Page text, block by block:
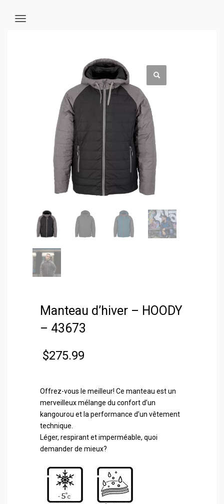
Manteau d’hiver – HOODY
– 43673
$275.99
Offrez-vous le meilleur! Ce manteau est un
merveilleux mélange du confort d’un
kangourou et la performance d’un vêtement
technique.
Léger, respirant et imperméable, quoi
demander de mieux?